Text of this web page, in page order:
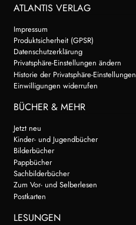
ATLANTIS VERLAG
Impressum
Produktsicherheit (GPSR)
Datenschutzerklärung
Privatsphäre-Einstellungen ändern
Historie der Privatsphäre-Einstellungen
Einwilligungen widerrufen
BÜCHER & MEHR
Jetzt neu
Kinder- und Jugendbücher
Bilderbücher
Pappbücher
Sachbilderbücher
Zum Vor- und Selberlesen
Postkarten
LESUNGEN